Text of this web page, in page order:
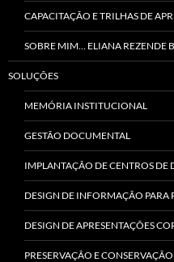
CAPACITAÇÃO E TRILHAS DE
SOBRE MIM… ELIANA REZENDE
SOLUÇÕES
MEMÓRIA INSTITUCIONAL
GESTÃO DOCUMENTAL
IMPLANTAÇÃO DE CENTROS
DESIGN DE INFORMAÇÃO PARA
DESIGN DE APRESENTAÇÕES
PRESERVAÇÃO E